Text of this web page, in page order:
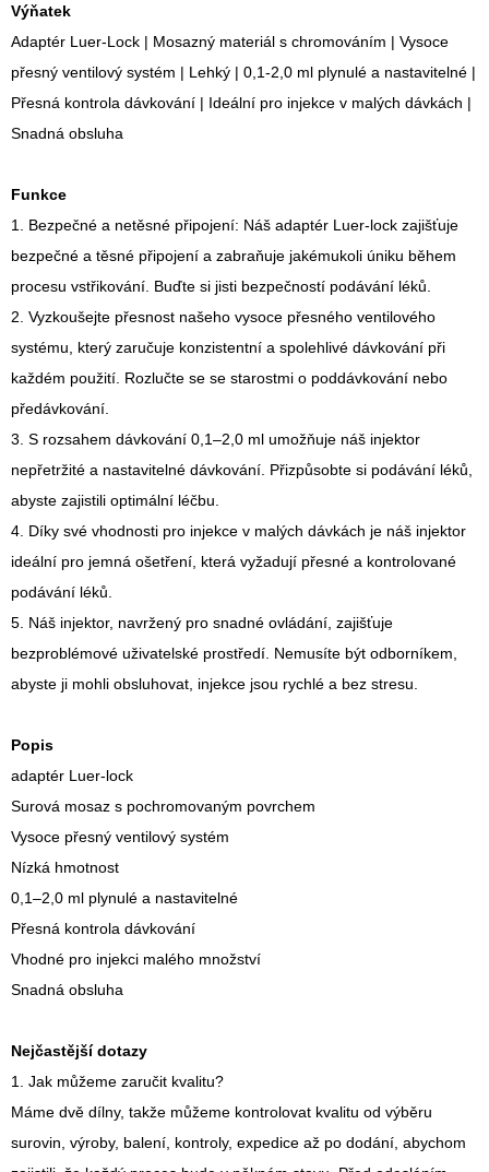
Výňatek
Adaptér Luer-Lock | Mosazný materiál s chromováním | Vysoce
přesný ventilový systém | Lehký | 0,1-2,0 ml plynulé a nastavitelné |
Přesná kontrola dávkování | Ideální pro injekce v malých dávkách |
Snadná obsluha
Funkce
1. Bezpečné a netěsné připojení: Náš adaptér Luer-lock zajišťuje
bezpečné a těsné připojení a zabraňuje jakémukoli úniku během
procesu vstřikování. Buďte si jisti bezpečností podávání léků.
2. Vyzkoušejte přesnost našeho vysoce přesného ventilového
systému, který zaručuje konzistentní a spolehlivé dávkování při
každém použití. Rozlučte se se starostmi o poddávkování nebo
předávkování.
3. S rozsahem dávkování 0,1–2,0 ml umožňuje náš injektor
nepřetržité a nastavitelné dávkování. Přizpůsobte si podávání léků,
abyste zajistili optimální léčbu.
4. Díky své vhodnosti pro injekce v malých dávkách je náš injektor
ideální pro jemná ošetření, která vyžadují přesné a kontrolované
podávání léků.
5. Náš injektor, navržený pro snadné ovládání, zajišťuje
bezproblémové uživatelské prostředí. Nemusíte být odborníkem,
abyste ji mohli obsluhovat, injekce jsou rychlé a bez stresu.
Popis
adaptér Luer-lock
Surová mosaz s pochromovaným povrchem
Vysoce přesný ventilový systém
Nízká hmotnost
0,1–2,0 ml plynulé a nastavitelné
Přesná kontrola dávkování
Vhodné pro injekci malého množství
Snadná obsluha
Nejčastější dotazy
1. Jak můžeme zaručit kvalitu?
Máme dvě dílny, takže můžeme kontrolovat kvalitu od výběru
surovin, výroby, balení, kontroly, expedice až po dodání, abychom